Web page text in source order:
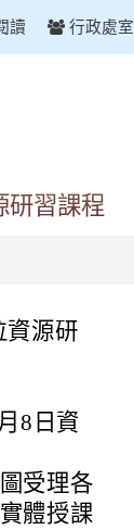
讀 行政處室
研習課程
資源研
8日資
受理各
體授課